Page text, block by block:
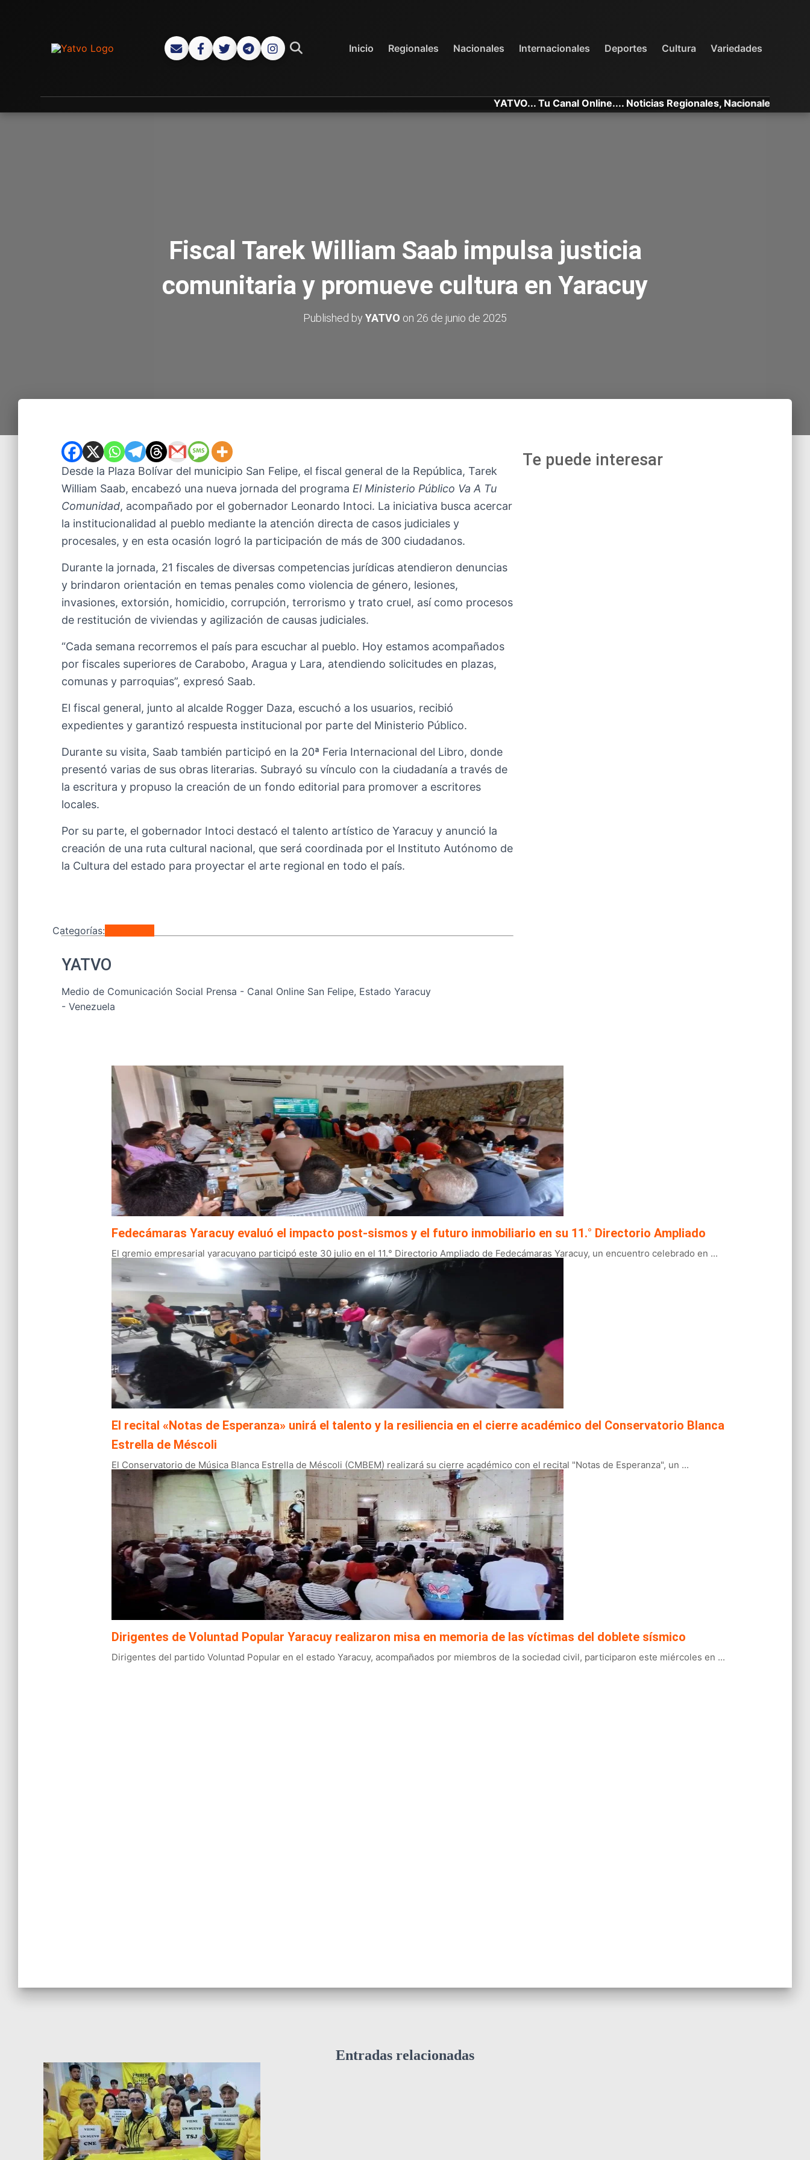
Inicio Regionales Nacionales Internacionales Deportes Cultura Variedades
YATVO... Tu Canal Online.... Noticias Regionales, Nacionales e
Fiscal Tarek William Saab impulsa justicia
comunitaria y promueve cultura en Yaracuy
Published by YATVO on 26 de junio de 2025
Desde la Plaza Bolívar del municipio San Felipe, el fiscal general de la República, Tarek
William Saab, encabezó una nueva jornada del programa El Ministerio Público Va A Tu
Comunidad, acompañado por el gobernador Leonardo Intoci. La iniciativa busca acercar
la institucionalidad al pueblo mediante la atención directa de casos judiciales y
procesales, y en esta ocasión logró la participación de más de 300 ciudadanos.
Durante la jornada, 21 fiscales de diversas competencias jurídicas atendieron denuncias
y brindaron orientación en temas penales como violencia de género, lesiones,
invasiones, extorsión, homicidio, corrupción, terrorismo y trato cruel, así como procesos
de restitución de viviendas y agilización de causas judiciales.
“Cada semana recorremos el país para escuchar al pueblo. Hoy estamos acompañados
por fiscales superiores de Carabobo, Aragua y Lara, atendiendo solicitudes en plazas,
comunas y parroquias”, expresó Saab.
El fiscal general, junto al alcalde Rogger Daza, escuchó a los usuarios, recibió
expedientes y garantizó respuesta institucional por parte del Ministerio Público.
Durante su visita, Saab también participó en la 20ª Feria Internacional del Libro, donde
presentó varias de sus obras literarias. Subrayó su vínculo con la ciudadanía a través de
la escritura y propuso la creación de un fondo editorial para promover a escritores
locales.
Por su parte, el gobernador Intoci destacó el talento artístico de Yaracuy y anunció la
creación de una ruta cultural nacional, que será coordinada por el Instituto Autónomo de
la Cultura del estado para proyectar el arte regional en todo el país.
Categorías:
YATVO
Medio de Comunicación Social Prensa - Canal Online San Felipe, Estado Yaracuy
- Venezuela
Te puede interesar
Fedecámaras Yaracuy evaluó el impacto post-sismos y el futuro inmobiliario en su 11.° Directorio Ampliado
El gremio empresarial yaracuyano participó este 30 julio en el 11.° Directorio Ampliado de Fedecámaras Yaracuy, un encuentro celebrado en ...
El recital «Notas de Esperanza» unirá el talento y la resiliencia en el cierre académico del Conservatorio Blanca
Estrella de Méscoli
El Conservatorio de Música Blanca Estrella de Méscoli (CMBEM) realizará su cierre académico con el recital "Notas de Esperanza", un ...
Dirigentes de Voluntad Popular Yaracuy realizaron misa en memoria de las víctimas del doblete sísmico
Dirigentes del partido Voluntad Popular en el estado Yaracuy, acompañados por miembros de la sociedad civil, participaron este miércoles en ...
Entradas relacionadas